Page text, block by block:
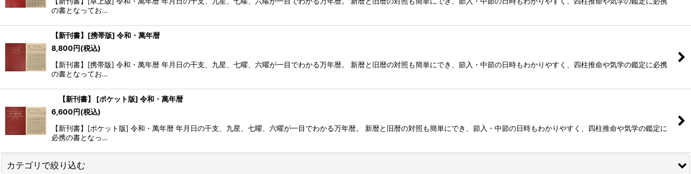
の書となってお…
【新刊書】[携帯版] 令和・萬年暦
8,800円(税込)
【新刊書】[携帯版] 令和・萬年暦 年月日の干支、九星、七曜、六曜が一目でわかる万年暦。 新暦と旧暦の対照も簡単にでき、節入・中節の日時もわかりやすく、四柱推命や気学の鑑定に必携
の書となってお…
【新刊書】 [ポケット版] 令和・萬年暦
6,600円(税込)
【新刊書】[ポケット版] 令和・萬年暦 年月日の干支、九星、七曜、六曜が一目でわかる万年暦。 新暦と旧暦の対照も簡単にでき、節入・中節の日時もわかりやすく、四柱推命や気学の鑑定に
必携の書となっ…
カテゴリで絞り込む